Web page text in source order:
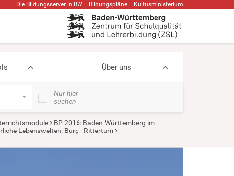
Die Bildungsserver in BW Bildungspläne Kultusministerium
Über uns
Nur hier
suchen
BP 2016: Baden-Württemberg im
Lebenswelten: Burg - Rittertum